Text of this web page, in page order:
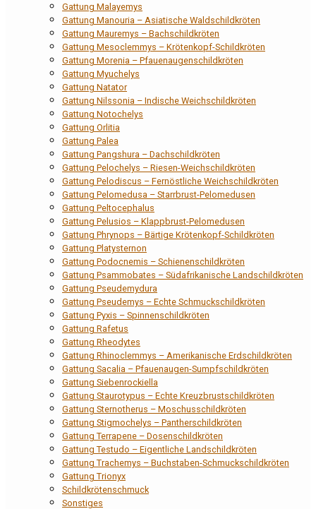
Gattung Malayemys
Gattung Manouria – Asiatische Waldschildkröten
Gattung Mauremys – Bachschildkröten
Gattung Mesoclemmys – Krötenkopf-Schildkröten
Gattung Morenia – Pfauenaugenschildkröten
Gattung Myuchelys
Gattung Natator
Gattung Nilssonia – Indische Weichschildkröten
Gattung Notochelys
Gattung Orlitia
Gattung Palea
Gattung Pangshura – Dachschildkröten
Gattung Pelochelys – Riesen-Weichschildkröten
Gattung Pelodiscus – Fernöstliche Weichschildkröten
Gattung Pelomedusa – Starrbrust-Pelomedusen
Gattung Peltocephalus
Gattung Pelusios – Klappbrust-Pelomedusen
Gattung Phrynops – Bärtige Krötenkopf-Schildkröten
Gattung Platysternon
Gattung Podocnemis – Schienenschildkröten
Gattung Psammobates – Südafrikanische Landschildkröten
Gattung Pseudemydura
Gattung Pseudemys – Echte Schmuckschildkröten
Gattung Pyxis – Spinnenschildkröten
Gattung Rafetus
Gattung Rheodytes
Gattung Rhinoclemmys – Amerikanische Erdschildkröten
Gattung Sacalia – Pfauenaugen-Sumpfschildkröten
Gattung Siebenrockiella
Gattung Staurotypus – Echte Kreuzbrustschildkröten
Gattung Sternotherus – Moschusschildkröten
Gattung Stigmochelys – Pantherschildkröten
Gattung Terrapene – Dosenschildkröten
Gattung Testudo – Eigentliche Landschildkröten
Gattung Trachemys – Buchstaben-Schmuckschildkröten
Gattung Trionyx
Schildkrötenschmuck
Sonstiges